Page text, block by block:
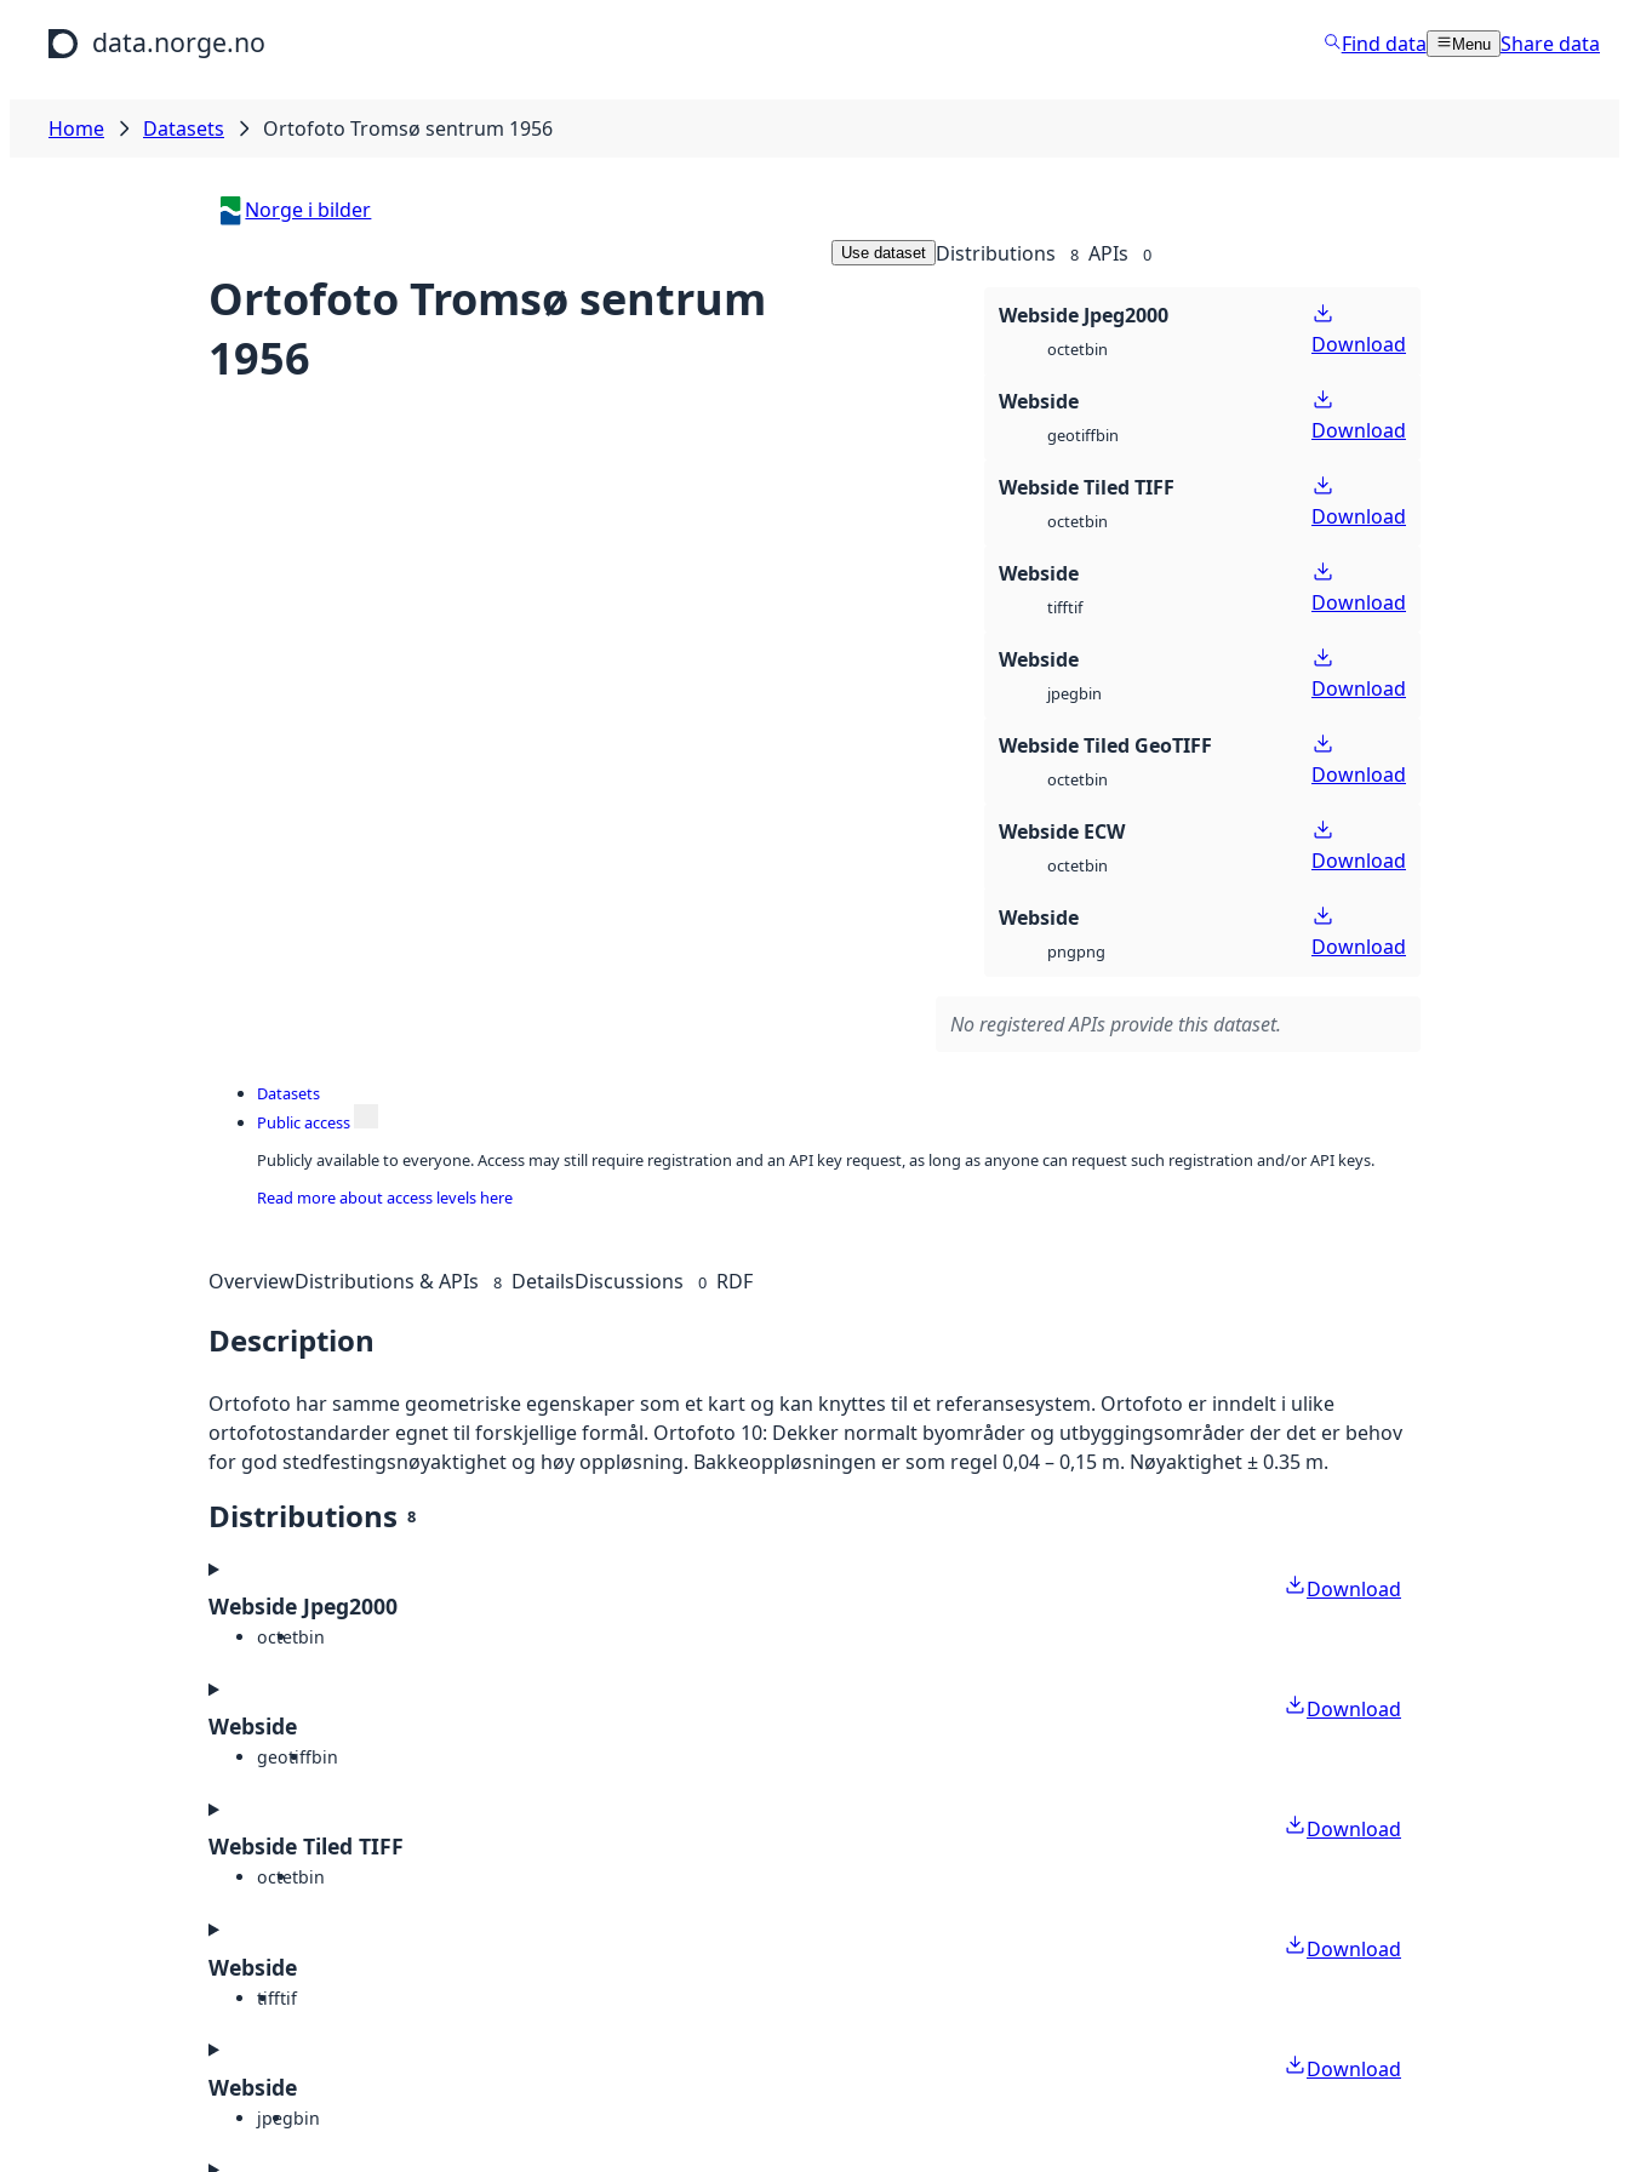
Skip to main content
data.norge.no Find data Menu Share data
Home Datasets Ortofoto Tromsø sentrum 1956
Norge i bilder
Ortofoto Tromsø sentrum
1956
Use dataset Distributions 8 APIs 0
Webside Jpeg2000
octetbin Download
Webside
geotiffbin Download
Webside Tiled TIFF
octetbin Download
Webside
tifftif Download
Webside
jpegbin Download
Webside Tiled GeoTIFF
octetbin Download
Webside ECW
octetbin Download
Webside
pngpng Download
No registered APIs provide this dataset.
Datasets
Public access
Publicly available to everyone. Access may still require registration and an API key request, as long as anyone can request such registration and/or API keys.
Read more about access levels here
OverviewDistributions & APIs 8 DetailsDiscussions 0 RDF
Description
Ortofoto har samme geometriske egenskaper som et kart og kan knyttes til et referansesystem. Ortofoto er inndelt i ulike
ortofotostandarder egnet til forskjellige formål. Ortofoto 10: Dekker normalt byområder og utbyggingsområder der det er behov
for god stedfestingsnøyaktighet og høy oppløsning. Bakkeoppløsningen er som regel 0,04 – 0,15 m. Nøyaktighet ± 0.35 m.
Distributions 8
Webside Jpeg2000
octetbin
Download
Webside
geotiffbin
Download
Webside Tiled TIFF
octetbin
Download
Webside
tifftif
Download
Webside
jpegbin
Download